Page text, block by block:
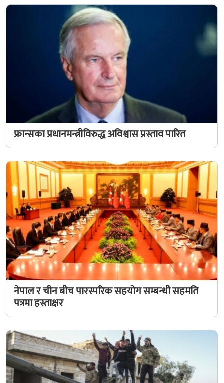
फ्रान्सका प्रधानमन्त्रीविरुद्ध अविश्वास प्रस्ताव पारित
नेपाल र चीन बीच पारस्परिक सहयोग सम्बन्धी सहमति
पत्रमा हस्ताक्षर